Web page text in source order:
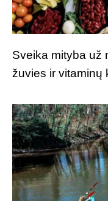
Sveika mityba už
žuvies ir vitaminų